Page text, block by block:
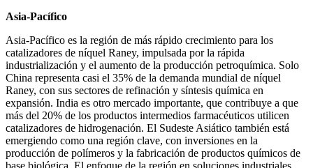
Asia-Pacífico
Asia-Pacífico es la región de más rápido crecimiento para los
catalizadores de níquel Raney, impulsada por la rápida
industrialización y el aumento de la producción petroquímica. Solo
China representa casi el 35% de la demanda mundial de níquel
Raney, con sus sectores de refinación y síntesis química en
expansión. India es otro mercado importante, que contribuye a que
más del 20% de los productos intermedios farmacéuticos utilicen
catalizadores de hidrogenación. El Sudeste Asiático también está
emergiendo como una región clave, con inversiones en la
producción de polímeros y la fabricación de productos químicos de